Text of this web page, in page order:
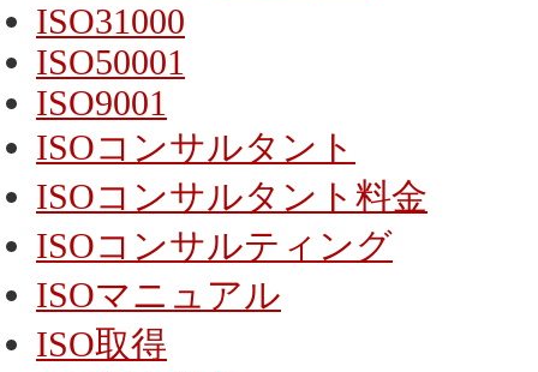
ISO31000
ISO50001
ISO9001
ISOコンサルタント
ISOコンサルタント料金
ISOコンサルティング
ISOマニュアル
ISO取得